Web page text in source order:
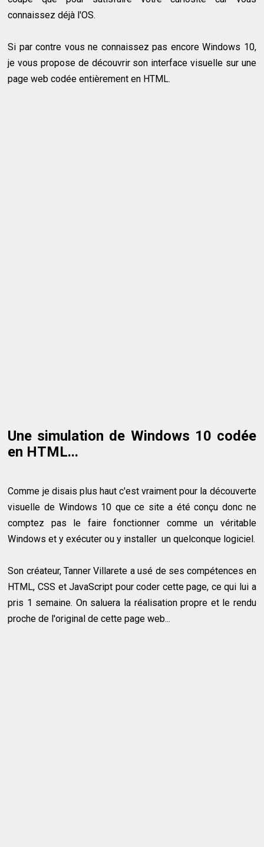
connaissez déjà l'OS.
Si par contre vous ne connaissez pas encore Windows 10,
je vous propose de découvrir son interface visuelle sur une
page web codée entièrement en HTML.
Une simulation de Windows 10 codée
en HTML...
Comme je disais plus haut c'est vraiment pour la découverte
visuelle de Windows 10 que ce site a été conçu donc ne
comptez pas le faire fonctionner comme un véritable
Windows et y exécuter ou y installer un quelconque logiciel.
Son créateur, Tanner Villarete a usé de ses compétences en
HTML, CSS et JavaScript pour coder cette page, ce qui lui a
pris 1 semaine. On saluera la réalisation propre et le rendu
proche de l'original de cette page web...